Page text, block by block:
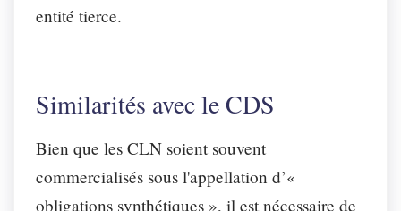
entité tierce.
Similarités avec le CDS
Bien que les CLN soient souvent
commercialisés sous l'appellation d’«
obligations synthétiques », il est nécessaire de